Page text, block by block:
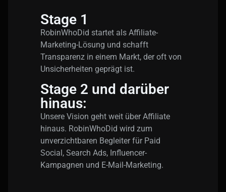
Stage 1
RobinWhoDid startet als Affiliate-
Marketing-Lösung und schafft
Transparenz in einem Markt, der oft von
Unsicherheiten geprägt ist.
Stage 2 und darüber
hinaus:
Unsere Vision geht weit über Affiliate
hinaus. RobinWhoDid wird zum
unverzichtbaren Begleiter für Paid
Social, Search Ads, Influencer-
Kampagnen und E-Mail-Marketing.